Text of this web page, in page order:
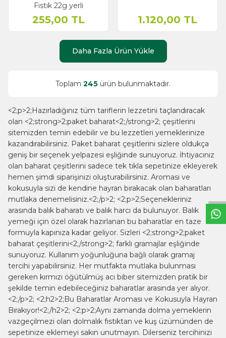
W
h
t
s
a
p
p
B
i
l
g
H
a
t
Fıstık 22g yerli
255,00 TL 1.120,00 TL
Daha Fazla Ürün Yükle
Toplam 245 ürün bulunmaktadır.
<2;p>2;Hazırladığınız tüm tariflerin lezzetini taçlandıracak
olan <2;strong>2;paket baharat<2;/strong>2; çeşitlerini
sitemizden temin edebilir ve bu lezzetleri yemeklerinize
kazandırabilirsiniz. Paket baharat çeşitlerini sizlere oldukça
geniş bir seçenek yelpazesi eşliğinde sunuyoruz. İhtiyacınız
olan baharat çeşitlerini sadece tek tıkla sepetinize ekleyerek
hemen şimdi siparişinizi oluşturabilirsiniz. Aroması ve
kokusuyla sizi de kendine hayran bırakacak olan baharatları
mutlaka denemelisiniz.<2;/p>2; <2;p>2;Seçenekleriniz
arasında balık baharatı ve balık harcı da bulunuyor. Balık
yemeği için özel olarak hazırlanan bu baharatlar en taze
formuyla kapınıza kadar geliyor. Sizleri <2;strong>2;paket
baharat çeşitlerini<2;/strong>2; farklı gramajlar eşliğinde
sunuyoruz. Kullanım yoğunluğuna bağlı olarak gramaj
tercihi yapabilirsiniz. Her mutfakta mutlaka bulunması
gereken kırmızı öğütülmüş acı biber sitemizden pratik bir
şekilde temin edebileceğiniz baharatlar arasında yer alıyor.
<2;/p>2; <2;h2>2;Bu Baharatlar Aroması ve Kokusuyla Hayran
Bırakıyor!<2;/h2>2; <2;p>2;Aynı zamanda dolma yemeklerin
vazgeçilmezi olan dolmalık fıstıktan ve kuş üzümünden de
sepetinize eklemeyi sakın unutmayın. Dilerseniz tercihinizi